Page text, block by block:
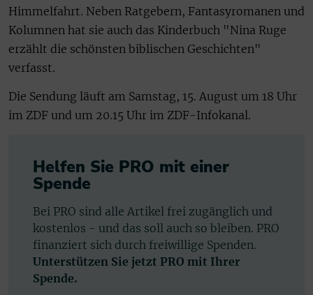
Himmelfahrt. Neben Ratgebern, Fantasyromanen und
Kolumnen hat sie auch das Kinderbuch "Nina Ruge
erzählt die schönsten biblischen Geschichten"
verfasst.
Die Sendung läuft am Samstag, 15. August um 18 Uhr
im ZDF und um 20.15 Uhr im ZDF-Infokanal.
Helfen Sie PRO mit einer
Spende
Bei PRO sind alle Artikel frei zugänglich und
kostenlos - und das soll auch so bleiben. PRO
finanziert sich durch freiwillige Spenden.
Unterstützen Sie jetzt PRO mit Ihrer
Spende.